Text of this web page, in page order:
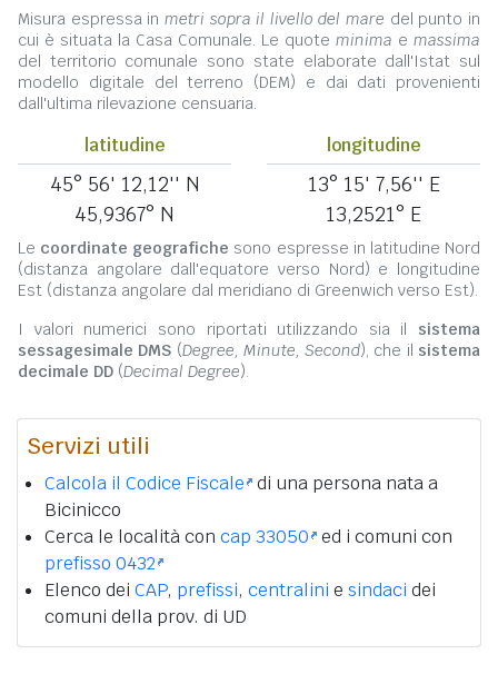
Misura espressa in metri sopra il livello del mare del punto in
cui è situata la Casa Comunale. Le quote minima e massima
del territorio comunale sono state elaborate dall'Istat sul
modello digitale del terreno (DEM) e dai dati provenienti
dall'ultima rilevazione censuaria.
latitudine
45° 56' 12,12'' N
45,9367° N
longitudine
13° 15' 7,56'' E
13,2521° E
Le coordinate geografiche sono espresse in latitudine Nord
(distanza angolare dall'equatore verso Nord) e longitudine
Est (distanza angolare dal meridiano di Greenwich verso Est).
I valori numerici sono riportati utilizzando sia il sistema
sessagesimale DMS (Degree, Minute, Second), che il sistema
decimale DD (Decimal Degree).
Servizi utili
Calcola il Codice Fiscale di una persona nata a
Bicinicco
Cerca le località con cap 33050 ed i comuni con
prefisso 0432
Elenco dei CAP, prefissi, centralini e sindaci dei
comuni della prov. di UD